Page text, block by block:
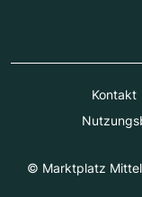
Kontakt
© Marktplatz